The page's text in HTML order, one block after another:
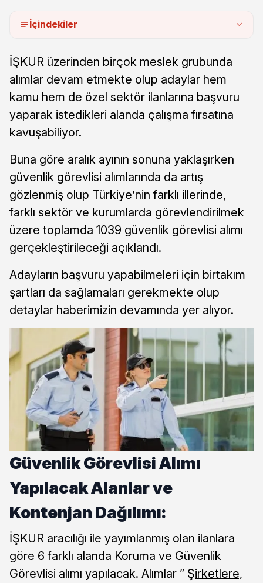
İçindekiler
İŞKUR üzerinden birçok meslek grubunda
alımlar devam etmekte olup adaylar hem
kamu hem de özel sektör ilanlarına başvuru
yaparak istedikleri alanda çalışma fırsatına
kavuşabiliyor.
Buna göre aralık ayının sonuna yaklaşırken
güvenlik görevlisi alımlarında da artış
gözlenmiş olup Türkiye’nin farklı illerinde,
farklı sektör ve kurumlarda görevlendirilmek
üzere toplamda 1039 güvenlik görevlisi alımı
gerçekleştirileceği açıklandı.
Adayların başvuru yapabilmeleri için birtakım
şartları da sağlamaları gerekmekte olup
detaylar haberimizin devamında yer alıyor.
Güvenlik Görevlisi Alımı
Yapılacak Alanlar ve
Kontenjan Dağılımı:
İŞKUR aracılığı ile yayımlanmış olan ilanlara
göre 6 farklı alanda Koruma ve Güvenlik
Görevlisi alımı yapılacak. Alımlar ” Şirketlere,